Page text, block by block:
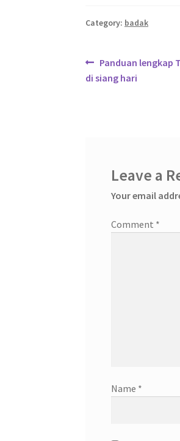
Category: badak
Post
navigation
Previous
post:
Panduan lengkap
di siang hari
Leave a
Your email
Comment *
Name *